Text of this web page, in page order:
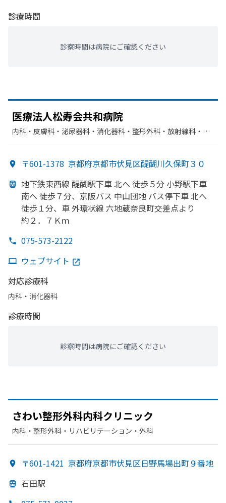
診療時間
診察時間は病院にご確認ください
医療法人松寿会共和病院
内科・​皮膚科・​泌尿器科・​消化器科・​整形外科・​放射線科・​形
〒601-1378 京都府京都市伏見区醍醐川久保町３０
地下鉄東西線 醍醐駅下車 北へ 徒歩５分 小野駅下車
南へ 徒歩７分、 京阪バス 中山団地 バス停下車 北へ
徒歩１分、 車 外環状線 六地蔵奈良町交差点より
約２． ７Ｋｍ
075-573-2122
ウェブサイト
対応診療科
内科・​消化器科
診療時間
診察時間は病院にご確認ください
さわい整形外科内科クリニック
内科・​整形外科・​リハビリテーション・​外科
〒601-1421 京都府京都市伏見区日野馬場出町９番地
石田駅